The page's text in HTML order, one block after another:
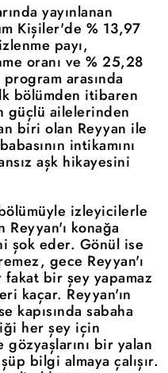
yayınlanan
Kişiler'de % 13,97
payı,
oranı ve % 25,28
arasında
bölümden itibaren
güçlü ailelerinden
biri olan Reyyan ile
intikamını
aşk hikayesini
izleyicilerle
konağa
şok eder. Gönül ise
gece Reyyan'ı
fakat bir şey yapamaz
kaçar. Reyyan'ın
kapısında sabaha
her şey için
gözyaşlarını bir yalan
bilgi almaya çalışır.